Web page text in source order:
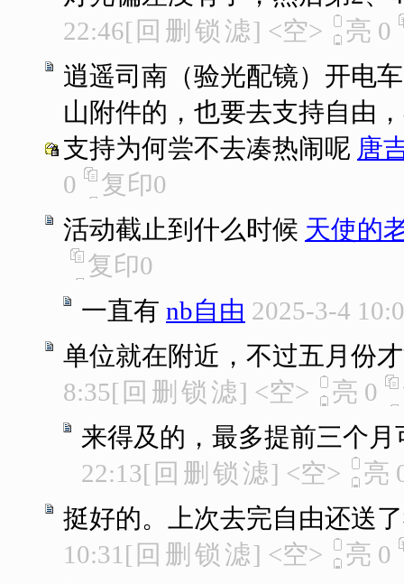
22:46[ 回 删 锁 滤] <空> 亮 0
逍遥司南（验光配镜）开电
山附件的，也要去支持自由
支持为何尝不去凑热闹呢 唐
0
复印0
活动截止到什么时候 天使的
复印0
一直有 nb自由 2025-3-4
单位就在附近，不过五月份
8:35[ 回 删 锁 滤] <空> 亮 0
来得及的，最多提前三个
22:13[ 回 删 锁 滤] <空> 亮
挺好的。上次去完自由还送
10:31 [ 回 删 锁 滤] <空> 亮 0